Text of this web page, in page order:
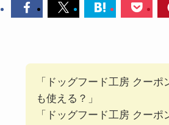
「ドッグフード工房 クーポ
も使える？」
「ドッグフード工房 クーポ